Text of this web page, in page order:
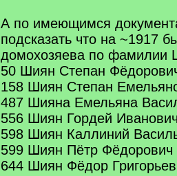
А по имеющимся
подсказать что на ~1917
домохозяева по фамилии
50 Шиян Степан
158 Шиян Степан
487 Шияна Емельяна
556 Шиян Гордей
598 Шиян Каллиний
599 Шиян Пётр Фёдорович
644 Шиян Фёдор